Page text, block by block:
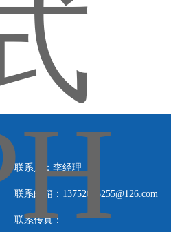
联系人：李经理
联系邮箱：13752023255@126.com
联系传真：